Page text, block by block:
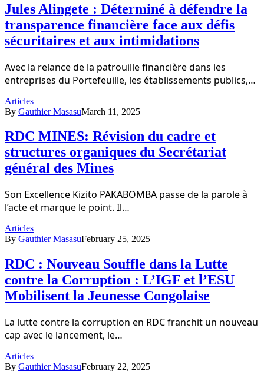
Jules Alingete : Déterminé à défendre la
transparence financière face aux défis
sécuritaires et aux intimidations
Avec la relance de la patrouille financière dans les
entreprises du Portefeuille, les établissements publics,…
Articles
By Gauthier MasasuMarch 11, 2025
RDC MINES: Révision du cadre et
structures organiques du Secrétariat
général des Mines
Son Excellence Kizito PAKABOMBA passe de la parole à
l’acte et marque le point. Il…
Articles
By Gauthier MasasuFebruary 25, 2025
RDC : Nouveau Souffle dans la Lutte
contre la Corruption : L’IGF et l’ESU
Mobilisent la Jeunesse Congolaise
La lutte contre la corruption en RDC franchit un nouveau
cap avec le lancement, le…
Articles
By Gauthier MasasuFebruary 22, 2025